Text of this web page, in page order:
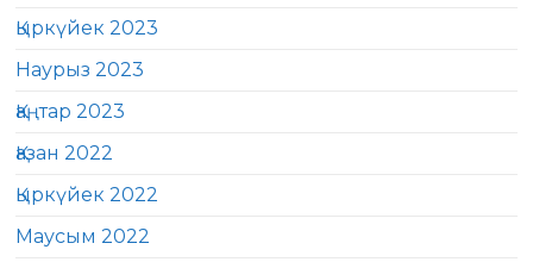
Қыркүйек 2023
Наурыз 2023
Қаңтар 2023
Қазан 2022
Қыркүйек 2022
Маусым 2022